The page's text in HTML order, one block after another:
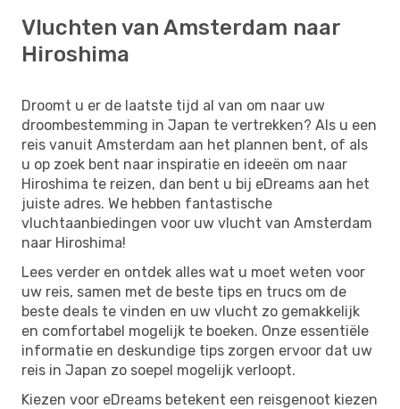
Vluchten van Amsterdam naar
Hiroshima
Droomt u er de laatste tijd al van om naar uw
droombestemming in Japan te vertrekken? Als u een
reis vanuit Amsterdam aan het plannen bent, of als
u op zoek bent naar inspiratie en ideeën om naar
Hiroshima te reizen, dan bent u bij eDreams aan het
juiste adres. We hebben fantastische
vluchtaanbiedingen voor uw vlucht van Amsterdam
naar Hiroshima!
Lees verder en ontdek alles wat u moet weten voor
uw reis, samen met de beste tips en trucs om de
beste deals te vinden en uw vlucht zo gemakkelijk
en comfortabel mogelijk te boeken. Onze essentiële
informatie en deskundige tips zorgen ervoor dat uw
reis in Japan zo soepel mogelijk verloopt.
Kiezen voor eDreams betekent een reisgenoot kiezen